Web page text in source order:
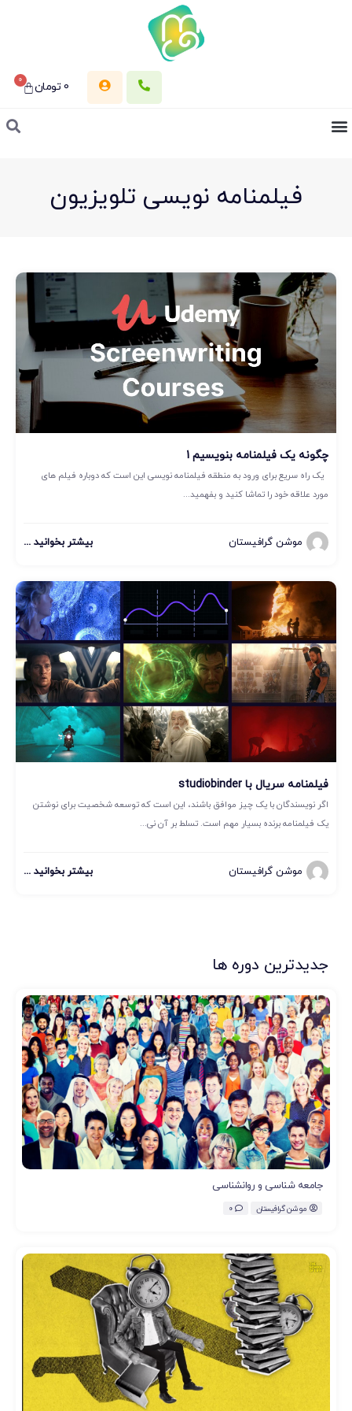
0 تومان 0
فیلمنامه نویسی تلویزیون
چگونه یک فیلمنامه بنویسیم 1
یک راه سریع برای ورود به منطقه فیلمنامه نویسی این است که دوباره فیلم های
مورد علاقه خود را تماشا کنید و بفهمید...
موشن گرافیستان بیشتر بخوانید ...
فیلمنامه سریال با studiobinder
اگر نویسندگان با یک چیز موافق باشند، این است که توسعه شخصیت برای نوشتن
یک فیلمنامه برنده بسیار مهم است. تسلط بر آن نی...
موشن گرافیستان بیشتر بخوانید ...
جدیدترین دوره ها
جامعه شناسی و روانشناسی
موشن گرافیستان 0